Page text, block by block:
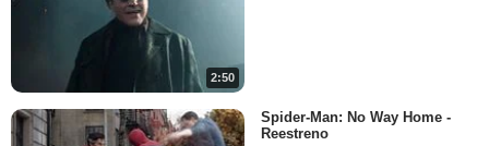
2:50
Spider-Man: No Way Home -
Reestreno